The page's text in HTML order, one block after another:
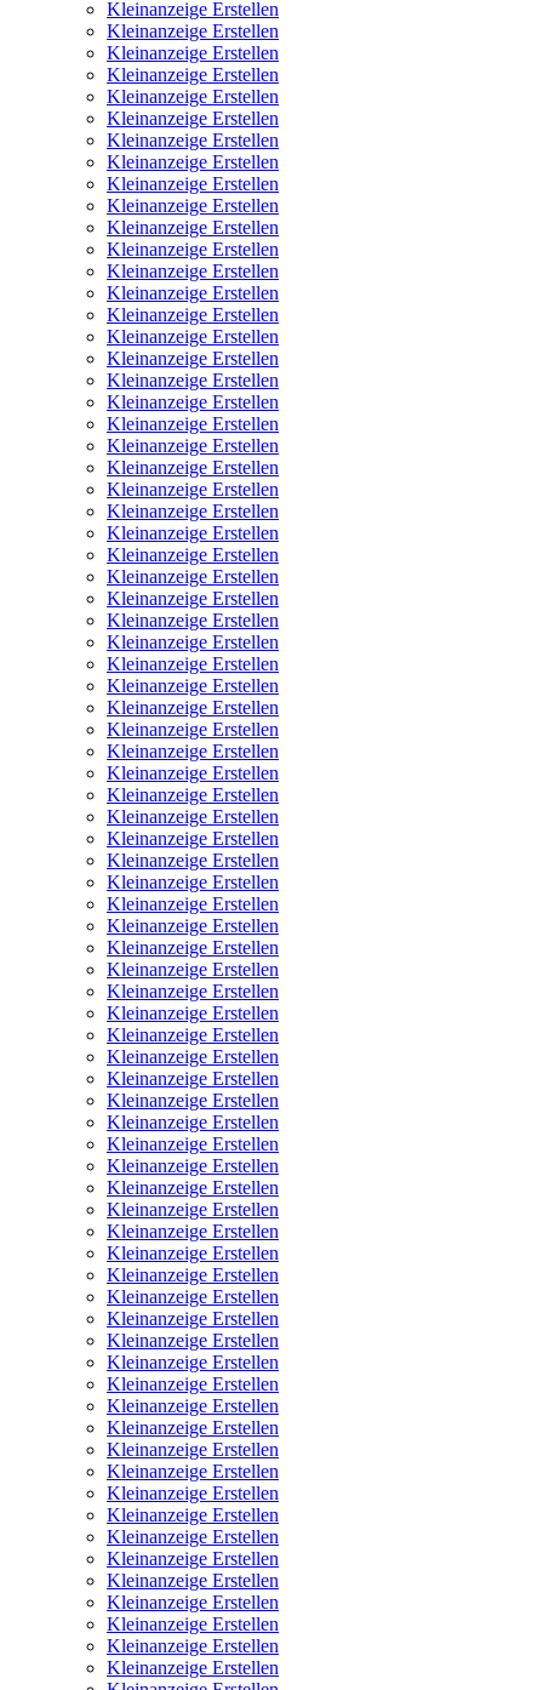
Kleinanzeige Erstellen
Kleinanzeige Erstellen
Kleinanzeige Erstellen
Kleinanzeige Erstellen
Kleinanzeige Erstellen
Kleinanzeige Erstellen
Kleinanzeige Erstellen
Kleinanzeige Erstellen
Kleinanzeige Erstellen
Kleinanzeige Erstellen
Kleinanzeige Erstellen
Kleinanzeige Erstellen
Kleinanzeige Erstellen
Kleinanzeige Erstellen
Kleinanzeige Erstellen
Kleinanzeige Erstellen
Kleinanzeige Erstellen
Kleinanzeige Erstellen
Kleinanzeige Erstellen
Kleinanzeige Erstellen
Kleinanzeige Erstellen
Kleinanzeige Erstellen
Kleinanzeige Erstellen
Kleinanzeige Erstellen
Kleinanzeige Erstellen
Kleinanzeige Erstellen
Kleinanzeige Erstellen
Kleinanzeige Erstellen
Kleinanzeige Erstellen
Kleinanzeige Erstellen
Kleinanzeige Erstellen
Kleinanzeige Erstellen
Kleinanzeige Erstellen
Kleinanzeige Erstellen
Kleinanzeige Erstellen
Kleinanzeige Erstellen
Kleinanzeige Erstellen
Kleinanzeige Erstellen
Kleinanzeige Erstellen
Kleinanzeige Erstellen
Kleinanzeige Erstellen
Kleinanzeige Erstellen
Kleinanzeige Erstellen
Kleinanzeige Erstellen
Kleinanzeige Erstellen
Kleinanzeige Erstellen
Kleinanzeige Erstellen
Kleinanzeige Erstellen
Kleinanzeige Erstellen
Kleinanzeige Erstellen
Kleinanzeige Erstellen
Kleinanzeige Erstellen
Kleinanzeige Erstellen
Kleinanzeige Erstellen
Kleinanzeige Erstellen
Kleinanzeige Erstellen
Kleinanzeige Erstellen
Kleinanzeige Erstellen
Kleinanzeige Erstellen
Kleinanzeige Erstellen
Kleinanzeige Erstellen
Kleinanzeige Erstellen
Kleinanzeige Erstellen
Kleinanzeige Erstellen
Kleinanzeige Erstellen
Kleinanzeige Erstellen
Kleinanzeige Erstellen
Kleinanzeige Erstellen
Kleinanzeige Erstellen
Kleinanzeige Erstellen
Kleinanzeige Erstellen
Kleinanzeige Erstellen
Kleinanzeige Erstellen
Kleinanzeige Erstellen
Kleinanzeige Erstellen
Kleinanzeige Erstellen
Kleinanzeige Erstellen